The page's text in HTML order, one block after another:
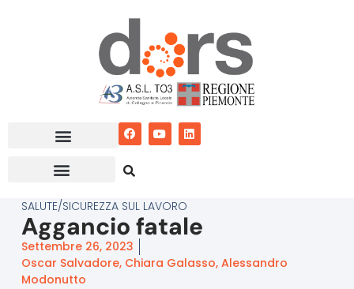
SALUTE/SICUREZZA SUL LAVORO
Aggancio fatale
Settembre 26, 2023
Oscar Salvadore, Chiara Galasso, Alessandro
Modonutto